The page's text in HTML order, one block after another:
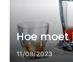
Hoe moet
11/08/2023